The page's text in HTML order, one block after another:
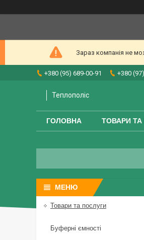
Зараз компанія не
+380 (95) 689-00-91 +380
Теплополіс
ГОЛОВНА ТОВАРИ
Товари та послуги
Буферні ємності